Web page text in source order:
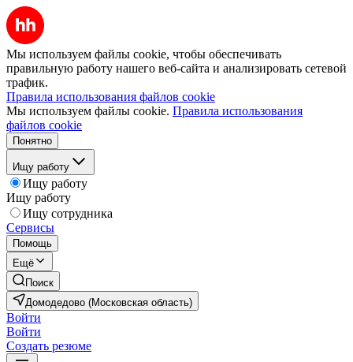
Мы используем файлы cookie, чтобы обеспечивать
правильную работу нашего веб-сайта и анализировать сетевой
трафик.
Правила использования файлов cookie
Мы используем файлы cookie. Правила использования
файлов cookie
Понятно
Ищу работу
Ищу работу
Ищу работу
Ищу сотрудника
Сервисы
Помощь
Ещё
Поиск
Домодедово (Московская область)
Войти
Войти
Создать резюме